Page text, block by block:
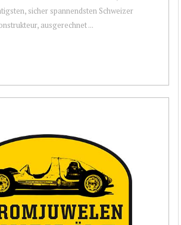
sicher spannendsten Schweizer
ausgerechnet ...